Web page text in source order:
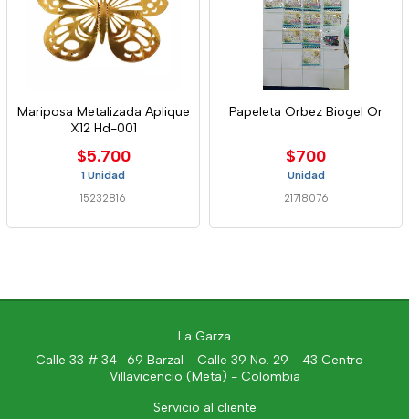
Mariposa Metalizada Aplique
X12 Hd-001
$5.700
1 Unidad
15232816
Papeleta Orbez Biogel Or
$700
Unidad
21718076
La Garza
Calle 33 # 34 -69 Barzal - Calle 39 No. 29 - 43 Centro -
Villavicencio (Meta) - Colombia
Servicio al cliente